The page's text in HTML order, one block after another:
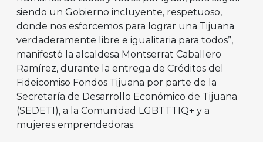
siendo un Gobierno incluyente, respetuoso,
donde nos esforcemos para lograr una Tijuana
verdaderamente libre e igualitaria para todos”,
manifestó la alcaldesa Montserrat Caballero
Ramírez, durante la entrega de Créditos del
Fideicomiso Fondos Tijuana por parte de la
Secretaría de Desarrollo Económico de Tijuana
(SEDETI), a la Comunidad LGBTTTIQ+ y a
mujeres emprendedoras.